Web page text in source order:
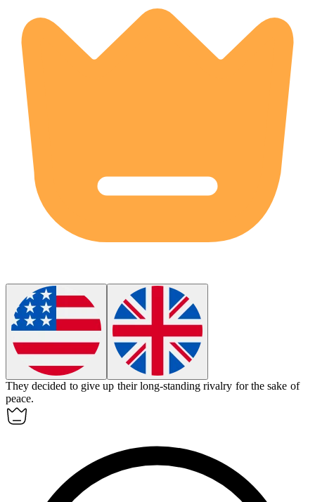
They decided to give up their long-standing rivalry for the sake of
peace.